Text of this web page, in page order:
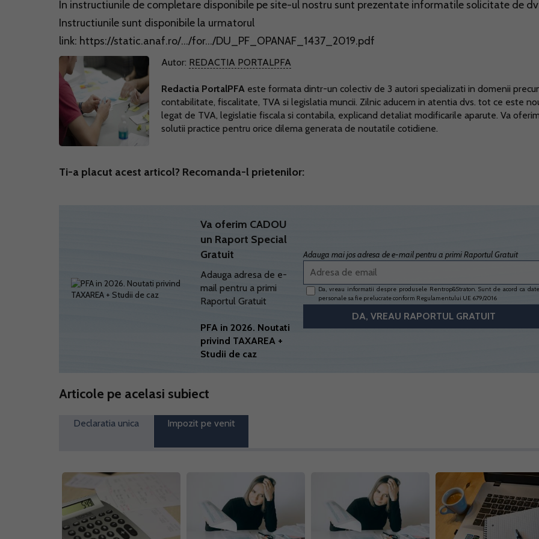
In instructiunile de completare disponibile pe site-ul nostru sunt prezentate informatile solicitate de
Instructiunile sunt disponibile la urmatorul
link: https://static.anaf.ro/.../for.../DU_PF_OPANAF_1437_2019.pdf
Autor: REDACTIA PORTALPFA
Redactia PortalPFA este formata dintr-un colectiv de 3 autori specializati in domenii
contabilitate, fiscalitate, TVA si legislatia muncii. Zilnic aducem in atentia dvs. tot ce este
legat de TVA, legislatie fiscala si contabila, explicand detaliat modificarile aparute. Va
solutii practice pentru orice dilema generata de noutatile cotidiene.
Ti-a placut acest articol? Recomanda-l prietenilor:
Va oferim CADOU
un Raport Special
Gratuit
Adauga adresa de e-
mail pentru a primi
Raportul Gratuit
PFA in 2026. Noutati
privind TAXAREA +
Studii de caz
Adauga mai jos adresa de e-mail pentru a primi Raportul Gratuit
Da, vreau informatii despre produsele Rentrop&Straton. Sunt de acord ca
personale sa fie prelucrate conform Regulamentului UE 679/2016
Articole pe acelasi subiect
Declaratia unica Impozit pe venit